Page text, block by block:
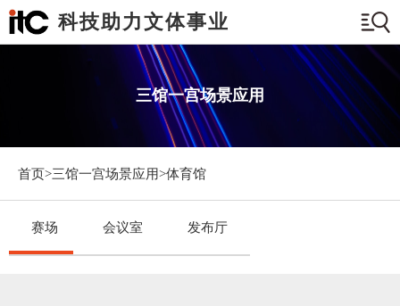
科技助力文体事业
三馆一宫场景应用
首页>三馆一宫场景应用>体育馆
赛场 会议室 发布厅